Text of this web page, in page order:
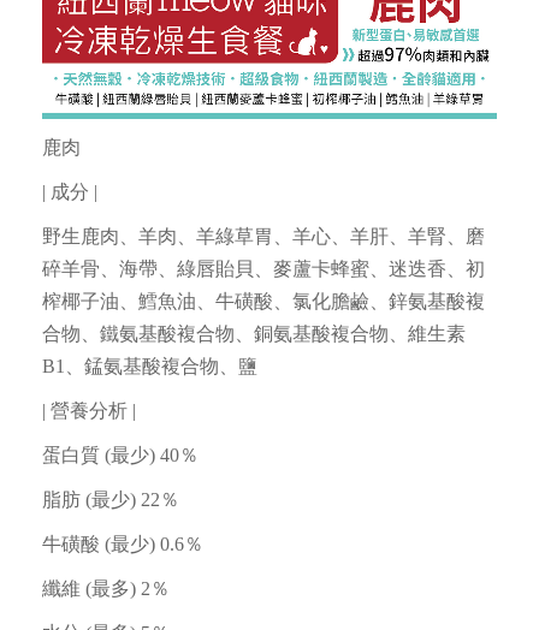
鹿肉
| 成分 |
野生鹿肉、羊肉、羊綠草胃、羊心、羊肝、羊腎、磨
碎羊骨、海帶、綠唇貽貝、麥蘆卡蜂蜜、迷迭香、初
榨椰子油、鱈魚油、牛磺酸、氯化膽鹼、鋅氨基酸複
合物、鐵氨基酸複合物、銅氨基酸複合物、維生素
B1、錳氨基酸複合物、鹽
| 營養分析 |
蛋白質 (最少) 40％
脂肪 (最少) 22％
牛磺酸 (最少) 0.6％
纖維 (最多) 2％